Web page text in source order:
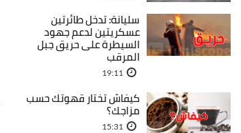
سليانة: تدخل طائرتين
عسكريتين لدعم جهود
السيطرة على حريق جبل
المرقب
19:11
كيفاش تختار قهوتك حسب
مزاجك؟
15:31